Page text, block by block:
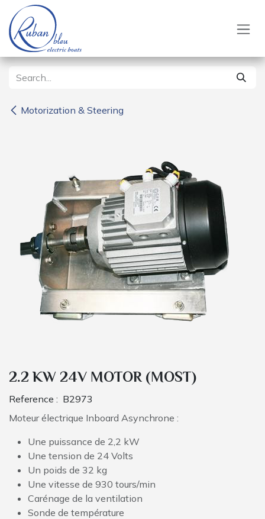
Skip to Content
Motorization & Steering
2.2 KW 24V MOTOR (MOST)
Reference : B2973
Moteur électrique Inboard Asynchrone :
Une puissance de 2,2 kW
Une tension de 24 Volts
Un poids de 32 kg
Une vitesse de 930 tours/min
Carénage de la ventilation
Sonde de température